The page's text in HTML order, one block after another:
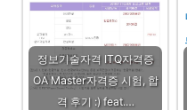
정보기술자격 ITQ자격증
OA Master자격증 시험, 합
격 후기 :) feat.…